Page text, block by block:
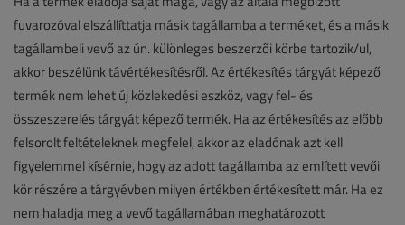
fuvarozóval elszállíttatja másik tagállamba a terméket, és a másik
tagállambeli vevő az ún. különleges beszerzői körbe tartozik/ul,
akkor beszélünk távértékesítésről. Az értékesítés tárgyát képező
termék nem lehet új közlekedési eszköz, vagy fel- és
összeszerelés tárgyát képező termék. Ha az értékesítés az előbb
felsorolt feltételeknek megfelel, akkor az eladónak azt kell
figyelemmel kísérnie, hogy az adott tagállamba az említett vevői
kör részére a tárgyévben milyen értékben értékesített már. Ha ez
nem haladja meg a vevő tagállamában meghatározott